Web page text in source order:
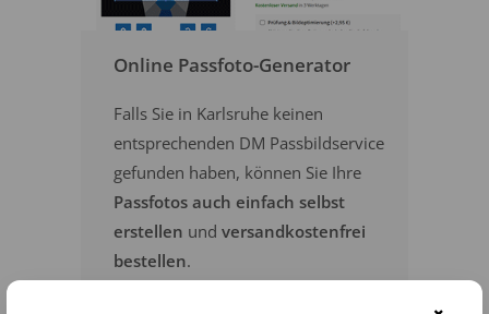
Online Passfoto-Generator
Falls Sie in Karlsruhe keinen
entsprechenden DM Passbildservice
gefunden haben, können Sie Ihre
Passfotos auch einfach selbst
erstellen und versandkostenfrei
bestellen.